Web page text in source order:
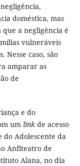
doméstica, mas
a negligência é
vulneráveis
Nesse caso, são
amparar as
de
e do
um linkde acesso
do Adolescente da
Anfiteatro de
Alana, no dia